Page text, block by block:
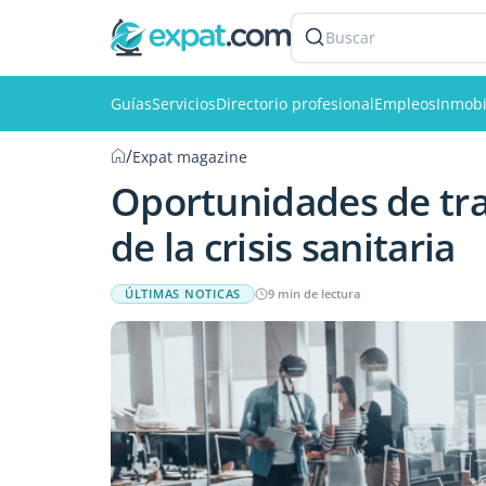
Buscar
GuíasServiciosDirectorio profesionalEmpleos
/Expat magazine
Oportunidades de
de la crisis sanitaria
ÚLTIMAS NOTICAS 9 min de lectura